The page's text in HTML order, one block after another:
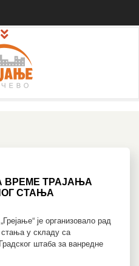
ВРЕМЕ ТРАЈАЊА
СТАЊА
је организовало рад
у складу са
штаба за ванредне